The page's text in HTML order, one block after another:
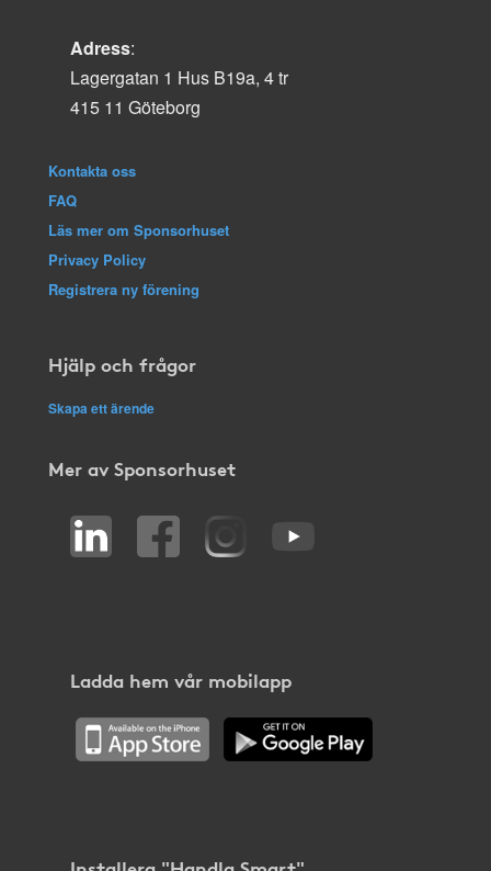
Adress:
Lagergatan 1 Hus B19a, 4 tr
415 11 Göteborg
Kontakta oss
FAQ
Läs mer om Sponsorhuset
Privacy Policy
Registrera ny förening
Hjälp och frågor
Skapa ett ärende
Mer av Sponsorhuset
Ladda hem vår mobilapp